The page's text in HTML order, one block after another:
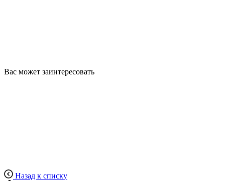
Вас может заинтересовать
Назад к списку